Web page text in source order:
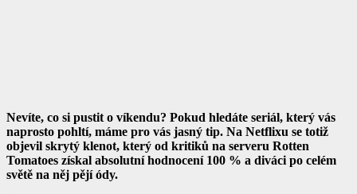
Nevíte, co si pustit o víkendu? Pokud hledáte seriál, který vás
naprosto pohltí, máme pro vás jasný tip. Na Netflixu se totiž
objevil skrytý klenot, který od kritiků na serveru Rotten
Tomatoes získal absolutní hodnocení 100 % a diváci po celém
světě na něj pějí ódy.